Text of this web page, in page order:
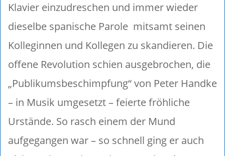
Klavier einzudreschen und immer wieder
dieselbe spanische Parole mitsamt seinen
Kolleginnen und Kollegen zu skandieren. Die
offene Revolution schien ausgebrochen, die
„Publikumsbeschimpfung“ von Peter Handke
– in Musik umgesetzt – feierte fröhliche
Urstände. So rasch einem der Mund
aufgegangen war – so schnell ging er auch